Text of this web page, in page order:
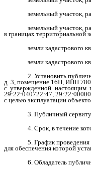
земельный участок,
земельный участок,
в границах
земли кадастрового
земли кадастрового
2. Установить
д. 3, помещение 16Н, ИНН
с утвержденной настоящим
29:22:040722:47,
с целью эксплуатации
3. Публичный
4. Срок, в течение
5. График
для обеспечения которой
6. Обладатель